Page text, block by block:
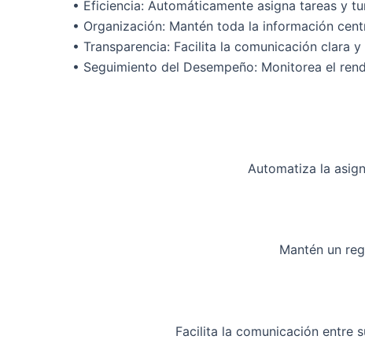
• Eficiencia: Automáticamente asigna tareas y
• Organización: Mantén toda la información
• Transparencia: Facilita la comunicación clara
• Seguimiento del Desempeño: Monitorea el
Automatiza la
Mantén un
Facilita la comunicación entre